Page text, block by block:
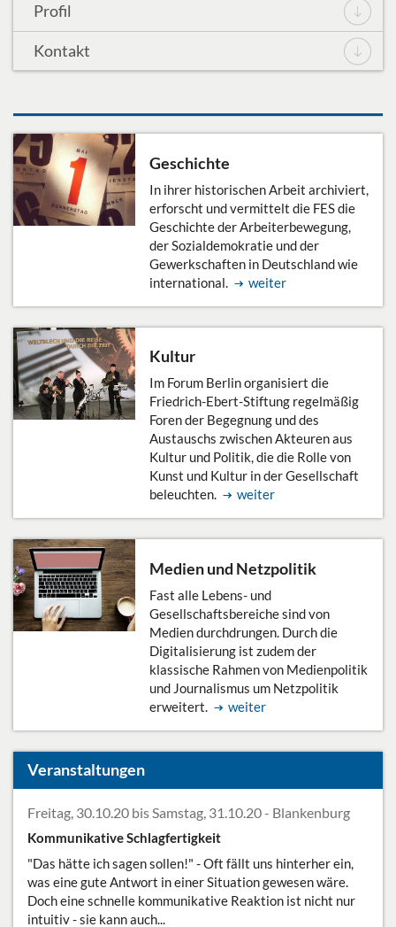
Profil
Kontakt
Geschichte
In ihrer historischen Arbeit archiviert,
erforscht und vermittelt die FES die
Geschichte der Arbeiterbewegung,
der Sozialdemokratie und der
Gewerkschaften in Deutschland wie
international.
weiter
Kultur
Im Forum Berlin organisiert die
Friedrich-Ebert-Stiftung regelmäßig
Foren der Begegnung und des
Austauschs zwischen Akteuren aus
Kultur und Politik, die die Rolle von
Kunst und Kultur in der Gesellschaft
beleuchten.
weiter
Medien und Netzpolitik
Fast alle Lebens- und
Gesellschaftsbereiche sind von
Medien durchdrungen. Durch die
Digitalisierung ist zudem der
klassische Rahmen von Medienpolitik
und Journalismus um Netzpolitik
erweitert.
weiter
Veranstaltungen
Freitag, 30.10.20 bis Samstag, 31.10.20 - Blankenburg
Kommunikative Schlagfertigkeit
"Das hätte ich sagen sollen!" - Oft fällt uns hinterher ein,
was eine gute Antwort in einer Situation gewesen wäre.
Doch eine schnelle kommunikative Reaktion ist nicht nur
intuitiv - sie kann auch...